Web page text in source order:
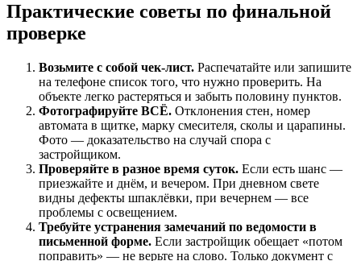
Практические советы по финальной
проверке
Возьмите с собой чек-лист. Распечатайте или запишите
на телефоне список того, что нужно проверить. На
объекте легко растеряться и забыть половину пунктов.
Фотографируйте ВСЁ. Отклонения стен, номер
автомата в щитке, марку смесителя, сколы и царапины.
Фото — доказательство на случай спора с
застройщиком.
Проверяйте в разное время суток. Если есть шанс —
приезжайте и днём, и вечером. При дневном свете
видны дефекты шпаклёвки, при вечернем — все
проблемы с освещением.
Требуйте устранения замечаний по ведомости в
письменной форме. Если застройщик обещает «потом
поправить» — не верьте на слово. Только документ с